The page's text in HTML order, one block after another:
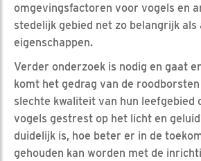
omgevingsfactoren voor vogels en
stedelijk gebied net zo belangrijk als
eigenschappen.
Verder onderzoek is nodig en gaat
komt het gedrag van de
slechte kwaliteit van hun leefgebied
vogels gestrest op het licht en
duidelijk is, hoe beter er in de
gehouden kan worden met de